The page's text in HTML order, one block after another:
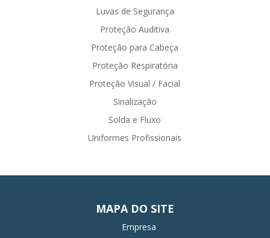
Luvas de Segurança
Proteção Auditiva
Proteção para Cabeça
Proteção Respiratória
Proteção Visual / Facial
Sinalização
Solda e Fluxo
Uniformes Profissionais
MAPA DO SITE
Empresa